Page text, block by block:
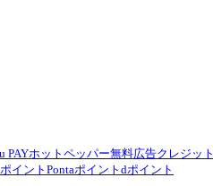
PAYホットペッパー無料広告クレジッ
イントPontaポイント dポイント